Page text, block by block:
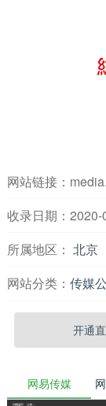
网站链接：
收录日期：
所属地区： 北京
网站分类： 传媒
开通
网易传媒